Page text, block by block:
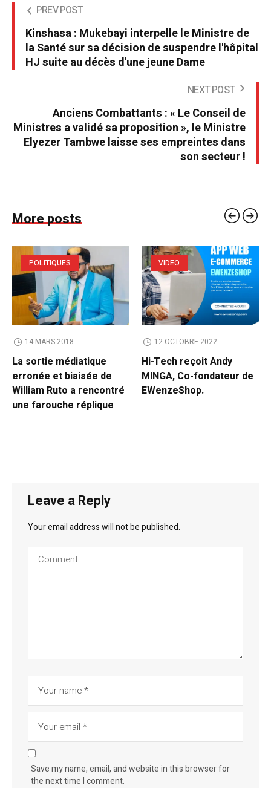
PREV POST
Kinshasa : Mukebayi interpelle le Ministre de
la Santé sur sa décision de suspendre l'hôpital
HJ suite au décès d'une jeune Dame
NEXT POST
Anciens Combattants : « Le Conseil de
Ministres a validé sa proposition », le Ministre
Elyezer Tambwe laisse ses empreintes dans
son secteur !
More posts
POLITIQUES
14 MARS 2018
La sortie médiatique
erronée et biaisée de
William Ruto a rencontré
une farouche réplique
VIDEO
12 OCTOBRE 2022
Hi-Tech reçoit Andy
MINGA, Co-fondateur de
EWenzeShop.
Leave a Reply
Your email address will not be published.
Save my name, email, and website in this browser for
the next time I comment.